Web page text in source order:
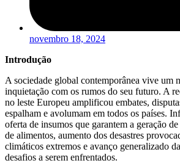
novembro 18, 2024
Introdução
A sociedade global contemporânea vive um
inquietação com os rumos do seu futuro. A
no leste Europeu amplificou embates,
espalham e avolumam em todos os países.
oferta de insumos que garantem a geração
de alimentos, aumento dos desastres
climáticos extremos e avanço generalizado
desafios a serem enfrentados.